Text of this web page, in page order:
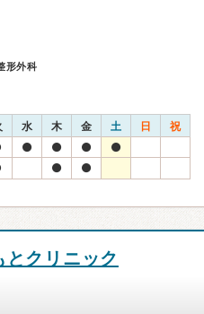
形外科
水 木 金 土 日 祝
とクリニック